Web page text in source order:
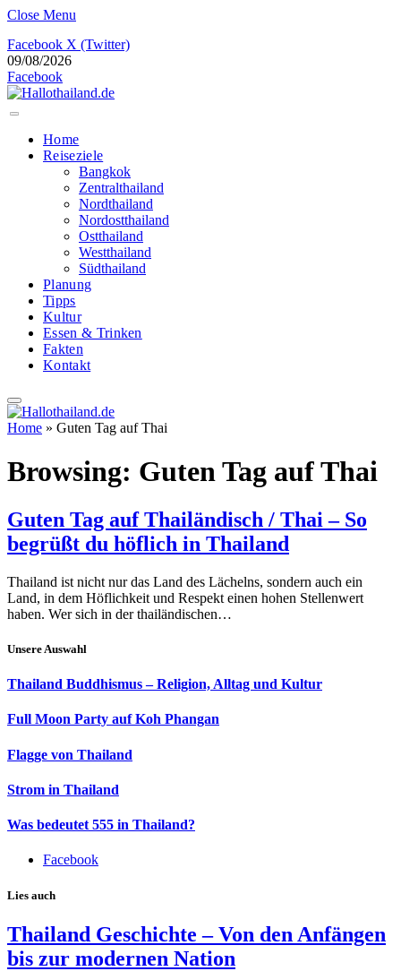
Close Menu
Facebook X (Twitter)
09/08/2026
Facebook
Home
Reiseziele
Bangkok
Zentralthailand
Nordthailand
Nordostthailand
Ostthailand
Westthailand
Südthailand
Planung
Tipps
Kultur
Essen & Trinken
Fakten
Kontakt
Home » Guten Tag auf Thai
Browsing: Guten Tag auf Thai
Guten Tag auf Thailändisch / Thai – So
begrüßt du höflich in Thailand
Thailand ist nicht nur das Land des Lächelns, sondern auch ein
Land, in dem Höflichkeit und Respekt einen hohen Stellenwert
haben. Wer sich in der thailändischen…
Unsere Auswahl
Thailand Buddhismus – Religion, Alltag und Kultur
Full Moon Party auf Koh Phangan
Flagge von Thailand
Strom in Thailand
Was bedeutet 555 in Thailand?
Facebook
Lies auch
Thailand Geschichte – Von den Anfängen
bis zur modernen Nation